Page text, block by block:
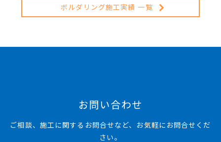
ボルダリング施工実績 一覧
お問い合わせ
ご相談、施工に関するお問合せなど、お気軽にお問合せくだ
さい。